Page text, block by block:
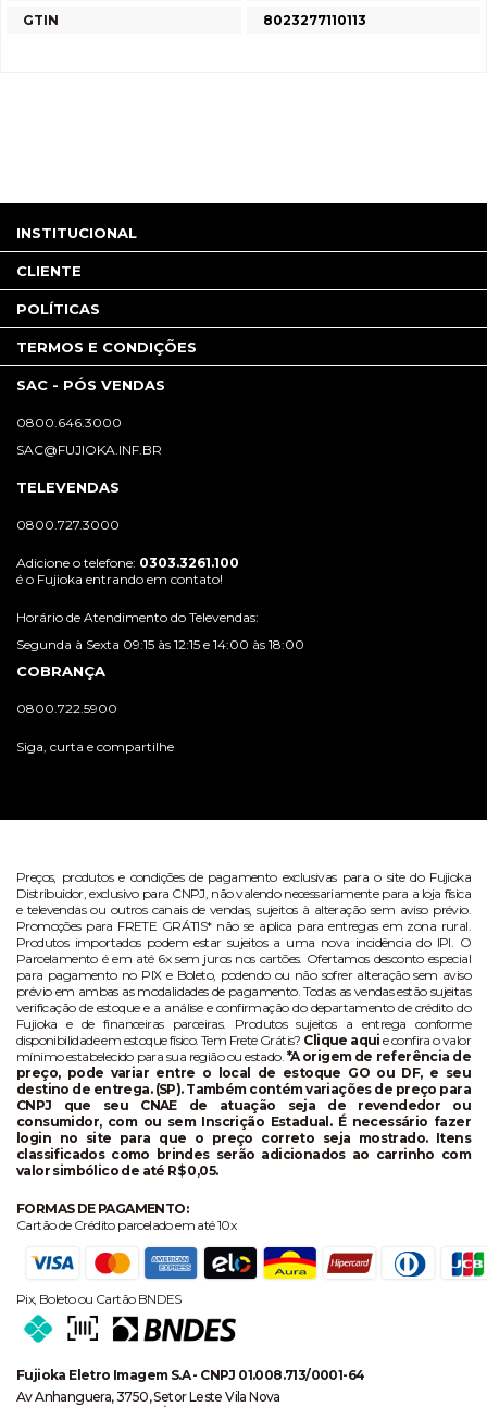
GTIN
8023277110113
INSTITUCIONAL
CLIENTE
POLÍTICAS
TERMOS E CONDIÇÕES
SAC - PÓS VENDAS
0800.646.3000
SAC@FUJIOKA.INF.BR
TELEVENDAS
0800.727.3000
Adicione o telefone: 0303.3261.100
é o Fujioka entrando em contato!
Horário de Atendimento do Televendas:
Segunda à Sexta 09:15 às 12:15 e 14:00 às 18:00
COBRANÇA
0800.722.5900
Siga, curta e compartilhe
Preços, produtos e condições de pagamento exclusivas para o site do Fujioka
Distribuidor, exclusivo para CNPJ, não valendo necessariamente para a loja física
e televendas ou outros canais de vendas, sujeitos à alteração sem aviso prévio.
Promoções para FRETE GRÁTIS* não se aplica para entregas em zona rural.
Produtos importados podem estar sujeitos a uma nova incidência do IPI. O
Parcelamento é em até 6x sem juros nos cartões. Ofertamos desconto especial
para pagamento no PIX e Boleto, podendo ou não sofrer alteração sem aviso
prévio em ambas as modalidades de pagamento. Todas as vendas estão sujeitas
verificação de estoque e a análise e confirmação do departamento de crédito do
Fujioka e de financeiras parceiras. Produtos sujeitos a entrega conforme
disponibilidade em estoque físico. Tem Frete Grátis? Clique aqui e confira o valor
mínimo estabelecido para sua região ou estado. *A origem de referência de
preço, pode variar entre o local de estoque GO ou DF, e seu
destino de entrega. (SP). Também contém variações de preço para
CNPJ que seu CNAE de atuação seja de revendedor ou
consumidor, com ou sem Inscrição Estadual. É necessário fazer
login no site para que o preço correto seja mostrado. Itens
classificados como brindes serão adicionados ao carrinho com
valor simbólico de até R$ 0,05.
FORMAS DE PAGAMENTO:
Cartão de Crédito parcelado em até 10x
Pix, Boleto ou Cartão BNDES
Fujioka Eletro Imagem S.A - CNPJ 01.008.713/0001-64
Av Anhanguera, 3750, Setor Leste Vila Nova